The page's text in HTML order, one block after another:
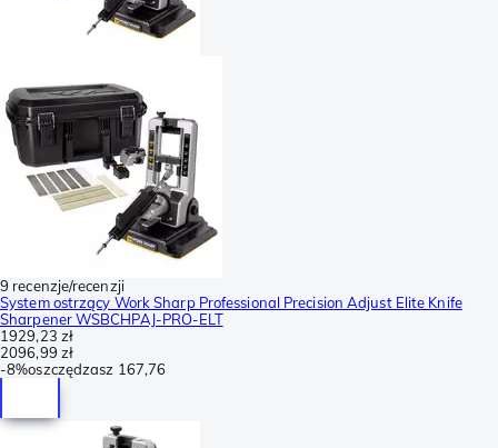
9 recenzje/recenzji
System ostrzący Work Sharp Professional Precision Adjust Elite Knife
Sharpener WSBCHPAJ-PRO-ELT
1929,23 zł
2096,99 zł
-8%oszczędzasz 167,76